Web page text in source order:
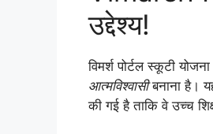
उद्देश्य!
विमर्श पोर्टल स्कूटी
आत्मविश्वासीबनाना है।
की गई है ताकि वे उच्च